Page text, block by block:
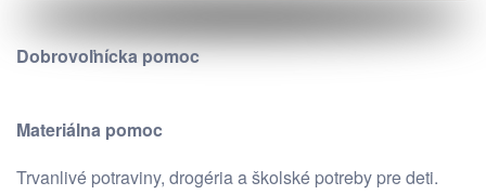
Dobrovoľnícka pomoc
Materiálna pomoc
Trvanlivé potraviny, drogéria a školské potreby pre deti.